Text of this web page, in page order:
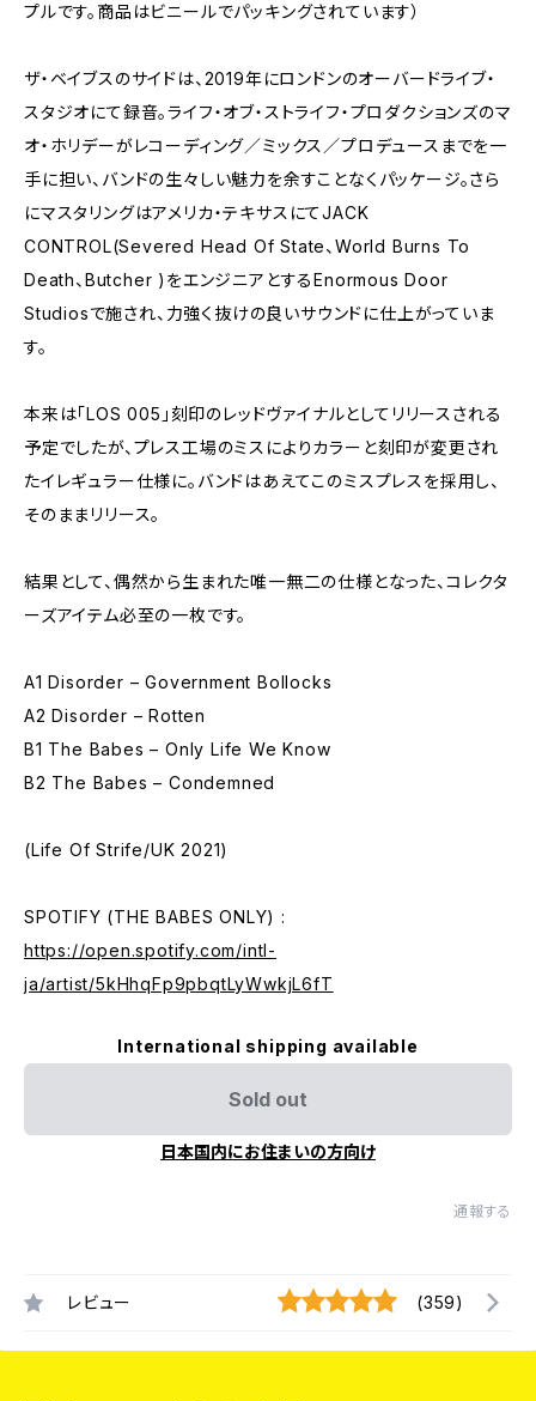
プルです。商品はビニールでパッキングされています）
ザ・ベイブスのサイドは、2019年にロンドンのオーバードライブ・
スタジオにて録音。ライフ・オブ・ストライフ・プロダクションズのマ
オ・ホリデーがレコーディング／ミックス／プロデュースまでを一
手に担い、バンドの生々しい魅力を余すことなくパッケージ。さら
にマスタリングはアメリカ・テキサスにてJACK
CONTROL(Severed Head Of State、World Burns To
Death、Butcher )をエンジニアとするEnormous Door
Studiosで施され、力強く抜けの良いサウンドに仕上がっていま
す。
本来は「LOS 005」刻印のレッドヴァイナルとしてリリースされる
予定でしたが、プレス工場のミスによりカラーと刻印が変更され
たイレギュラー仕様に。バンドはあえてこのミスプレスを採用し、
そのままリリース。
結果として、偶然から生まれた唯一無二の仕様となった、コレクタ
ーズアイテム必至の一枚です。
A1 Disorder – Government Bollocks
A2 Disorder – Rotten
B1 The Babes – Only Life We Know
B2 The Babes – Condemned
(Life Of Strife/UK 2021)
SPOTIFY (THE BABES ONLY) :
https://open.spotify.com/intl-
ja/artist/5kHhqFp9pbqtLyWwkjL6fT
International shipping available
Sold out
日本国内にお住まいの方向け
通報する
レビュー (359)